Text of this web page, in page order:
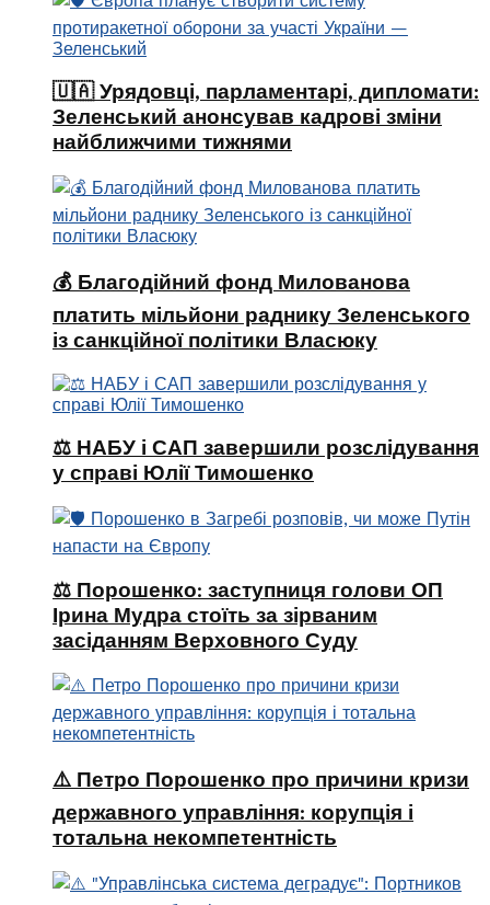
🇺🇦 Урядовці, парламентарі, дипломати:
Зеленський анонсував кадрові зміни
найближчими тижнями
💰 Благодійний фонд Милованова
платить мільйони раднику Зеленського
із санкційної політики Власюку
⚖️ НАБУ і САП завершили розслідування
у справі Юлії Тимошенко
⚖️ Порошенко: заступниця голови ОП
Ірина Мудра стоїть за зірваним
засіданням Верховного Суду
⚠️ Петро Порошенко про причини кризи
державного управління: корупція і
тотальна некомпетентність